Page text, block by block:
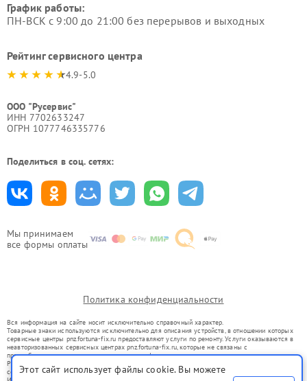
Мы принимаем
все формы оплаты
График работы:
ПН-ВСК с 9:00 до 21:00 без перерывов и выходных
Рейтинг сервисного центра
4.9-5.0
ООО "Русервис"
ИНН 7702633247
ОГРН 1077746335776
Поделиться в соц. сетях:
Политика конфиденциальности
Вся информация на сайте носит исключительно справочный характер.
Товарные знаки используются исключительно для описания устройств, в отношении которых
сервисные центры pnz.fortuna-fix.ru предоставляют услуги по ремонту. Услуги оказываются в
неавторизованных сервисных центрах pnz.fortuna-fix.ru, которые не связаны с
правообладателями товарных знаков или их официальными представителями.
Ремонт осуществляется для устройств, уже введенных в гражданский оборот в соответствии
со статьей 1487 ГК РФ.
Этот сайт использует файлы cookie. Вы можете